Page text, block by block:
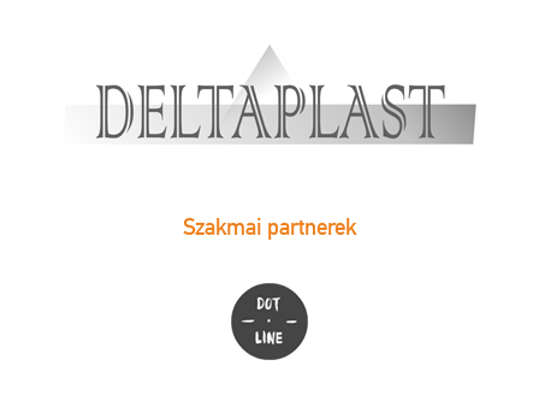
Szakmai partnerek